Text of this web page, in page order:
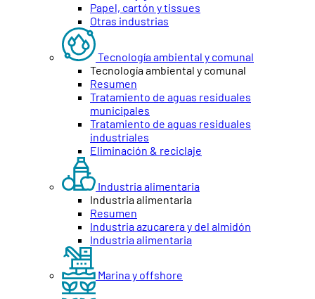
Papel, cartón y tissues
Otras industrias
Tecnología ambiental y comunal
Tecnología ambiental y comunal
Resumen
Tratamiento de aguas residuales
municipales
Tratamiento de aguas residuales
industriales
Eliminación & reciclaje
Industria alimentaria
Industria alimentaria
Resumen
Industria azucarera y del almidón
Industria alimentaria
Marina y offshore